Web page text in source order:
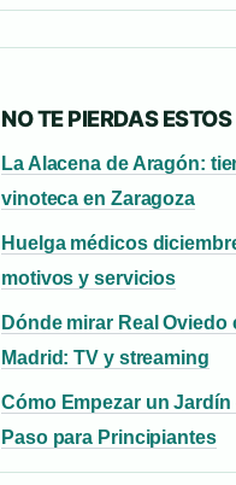
NO TE PIERDAS ESTOS
La Alacena de Aragón:
vinoteca en Zaragoza
Huelga médicos
motivos y servicios
Dónde mirar Real Oviedo
Madrid: TV y streaming
Cómo Empezar un Jardín
Paso para Principiantes